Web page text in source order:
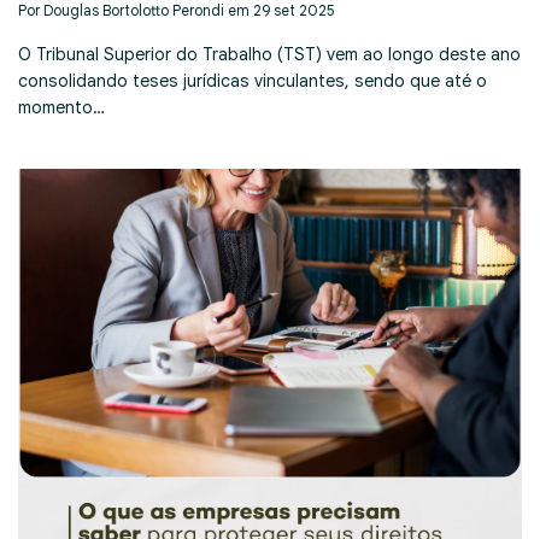
Por Douglas Bortolotto Perondi em 29 set 2025
O Tribunal Superior do Trabalho (TST) vem ao longo deste ano
consolidando teses jurídicas vinculantes, sendo que até o
momento…